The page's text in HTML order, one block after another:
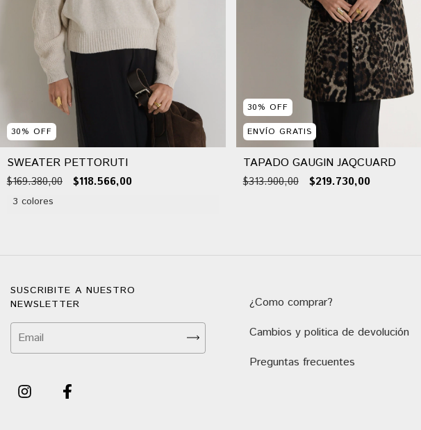
30% OFF
SWEATER PETTORUTI
$169.380,00 $118.566,00
3 colores
30% OFF
ENVÍO GRATIS
TAPADO GAUGIN JAQCUARD
$313.900,00 $219.730,00
SUSCRIBITE A NUESTRO
NEWSLETTER
¿Como comprar?
Cambios y politica de devolución
Preguntas frecuentes